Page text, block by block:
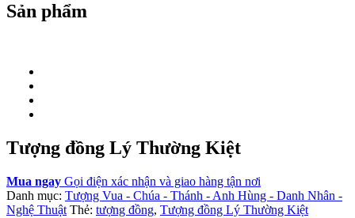
Sản phẩm
Tượng đồng Lý Thường Kiệt
Mua ngay Gọi điện xác nhận và giao hàng tận nơi
Danh mục: Tượng Vua - Chúa - Thánh - Anh Hùng - Danh Nhân -
Nghệ Thuật Thẻ: tượng đồng, Tượng đồng Lý Thường Kiệt